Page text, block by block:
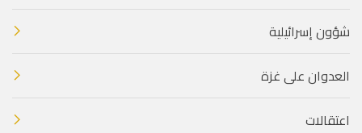
شؤون إسرائيلية
العدوان على غزة
اعتقالات